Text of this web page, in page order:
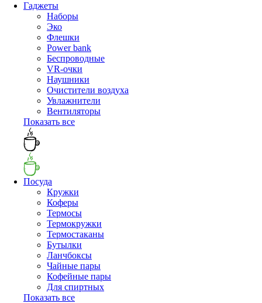
Гаджеты
Наборы
Эко
Флешки
Power bank
Беспроводные
VR-очки
Наушники
Очистители воздуха
Увлажнители
Вентиляторы
Показать все
Посуда
Кружки
Коферы
Термосы
Термокружки
Термостаканы
Бутылки
Ланчбоксы
Чайные пары
Кофейные пары
Для спиртных
Показать все